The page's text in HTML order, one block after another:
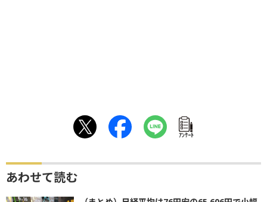
ｱﾝｹｰﾄ
あわせて読む